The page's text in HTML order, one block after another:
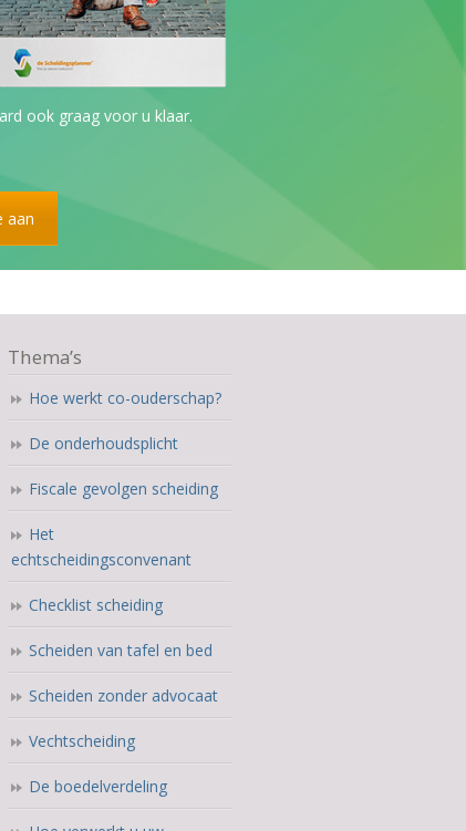
ook graag voor u klaar.
aan
Thema’s
Hoe werkt co-ouderschap?
De onderhoudsplicht
Fiscale gevolgen scheiding
Het
echtscheidingsconvenant
Checklist scheiding
Scheiden van tafel en bed
Scheiden zonder advocaat
Vechtscheiding
De boedelverdeling